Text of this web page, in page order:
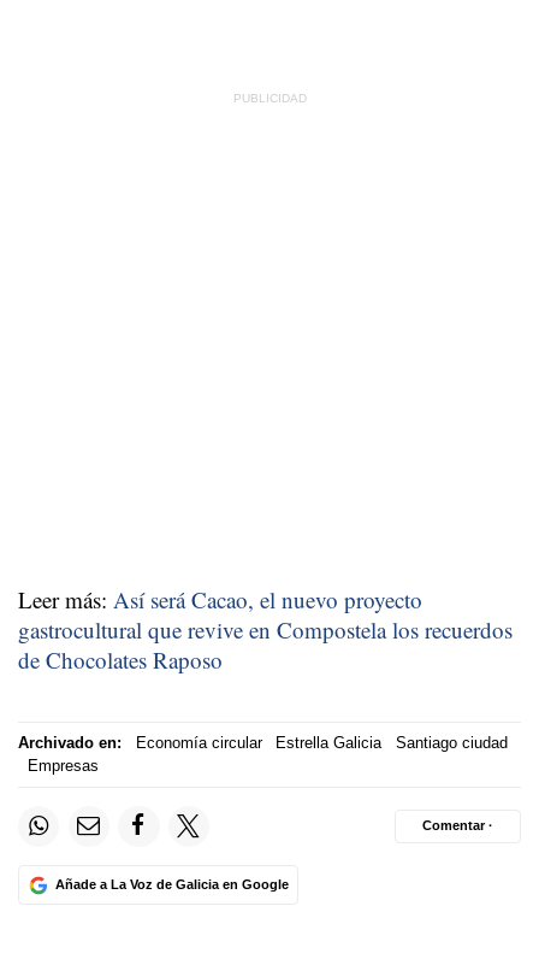
Leer más: Así será Cacao, el nuevo proyecto
gastrocultural que revive en Compostela los recuerdos
de Chocolates Raposo
Archivado en: Economía circular Estrella Galicia
Santiago ciudad
Empresas
Añade a La Voz de Galicia en Google
Comentar ·